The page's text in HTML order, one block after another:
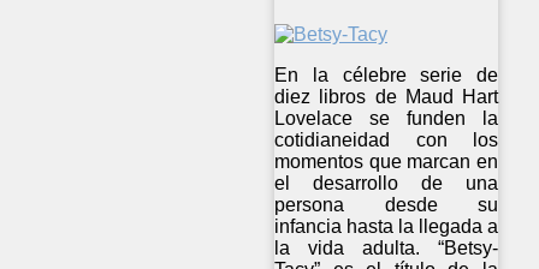
En la célebre serie de
diez libros de Maud Hart
Lovelace se funden la
cotidianeidad con los
momentos que marcan en
el desarrollo de una
persona desde su
infancia hasta la llegada a
la vida adulta. “Betsy-